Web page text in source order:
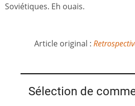
Soviétiques. Eh ouais.
Article original :
Sélection de